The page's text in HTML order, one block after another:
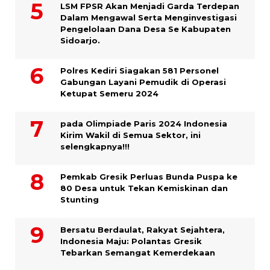
LSM FPSR Akan Menjadi Garda Terdepan
Dalam Mengawal Serta Menginvestigasi
Pengelolaan Dana Desa Se Kabupaten
Sidoarjo.
Polres Kediri Siagakan 581 Personel
Gabungan Layani Pemudik di Operasi
Ketupat Semeru 2024
pada Olimpiade Paris 2024 Indonesia
Kirim Wakil di Semua Sektor, ini
selengkapnya!!!
Pemkab Gresik Perluas Bunda Puspa ke
80 Desa untuk Tekan Kemiskinan dan
Stunting
Bersatu Berdaulat, Rakyat Sejahtera,
Indonesia Maju: Polantas Gresik
Tebarkan Semangat Kemerdekaan